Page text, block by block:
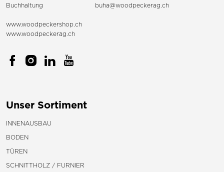
Buchhaltung
buha@woodpeckerag.ch
www.woodpeckershop.ch
www.woodpeckerag.ch
Unser Sortiment
INNENAUSBAU
BODEN
TÜREN
SCHNITTHOLZ / FURNIER